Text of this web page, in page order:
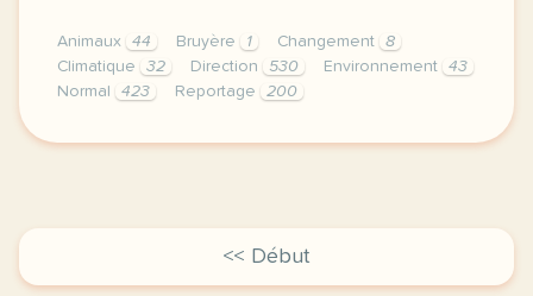
Animaux 44 Bruyère 1 Changement
8
Climatique
32 Direction 530 Environnement
43
Normal
423 Reportage 200
didomi host didomi components button cursor
<< Début